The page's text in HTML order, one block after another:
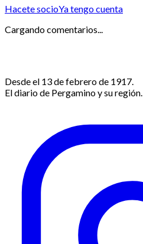
Hacete socioYa tengo cuenta
Cargando comentarios...
Desde el 13 de febrero de 1917.
El diario de Pergamino y su región.